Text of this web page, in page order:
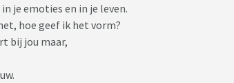
je emoties en in je leven.
hoe geef ik het vorm?
bij jou maar,